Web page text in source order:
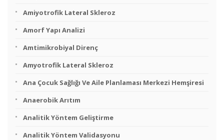
Amiyotrofik Lateral Skleroz
Amorf Yapı Analizi
Amtimikrobiyal Direnç
Amyotrofik Lateral Skleroz
Ana Çocuk Sağlığı Ve Aile Planlaması Merkezi Hemşiresi
Anaerobik Arıtım
Analitik Yöntem Geliştirme
Analitik Yöntem Validasyonu